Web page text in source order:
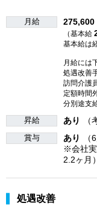
月給 275,600
（基本給
基本給は
月給には
処遇改善
訪問介護
定額時間
分別途支
昇給 あり （
賞与 あり
※会社実
2.2ヶ月
処遇改善